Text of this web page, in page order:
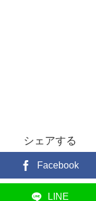
シェアする
Facebook
LINE